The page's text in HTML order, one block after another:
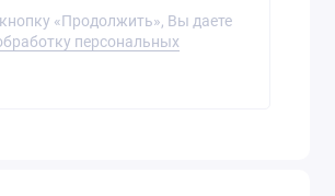
«Продолжить», Вы даете
персональных